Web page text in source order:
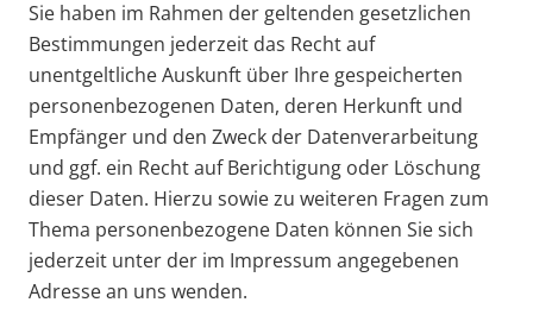
Sie haben im Rahmen der geltenden gesetzlichen
Bestimmungen jederzeit das Recht auf
unentgeltliche Auskunft über Ihre gespeicherten
personenbezogenen Daten, deren Herkunft und
Empfänger und den Zweck der Datenverarbeitung
und ggf. ein Recht auf Berichtigung oder Löschung
dieser Daten. Hierzu sowie zu weiteren Fragen zum
Thema personenbezogene Daten können Sie sich
jederzeit unter der im Impressum angegebenen
Adresse an uns wenden.